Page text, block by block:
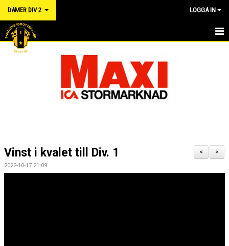
DAMER DIV 2 LOGGA IN
HEM
MATCHER
>
<
Vinst i kvalet till Div. 1
2022-10-17 21:09